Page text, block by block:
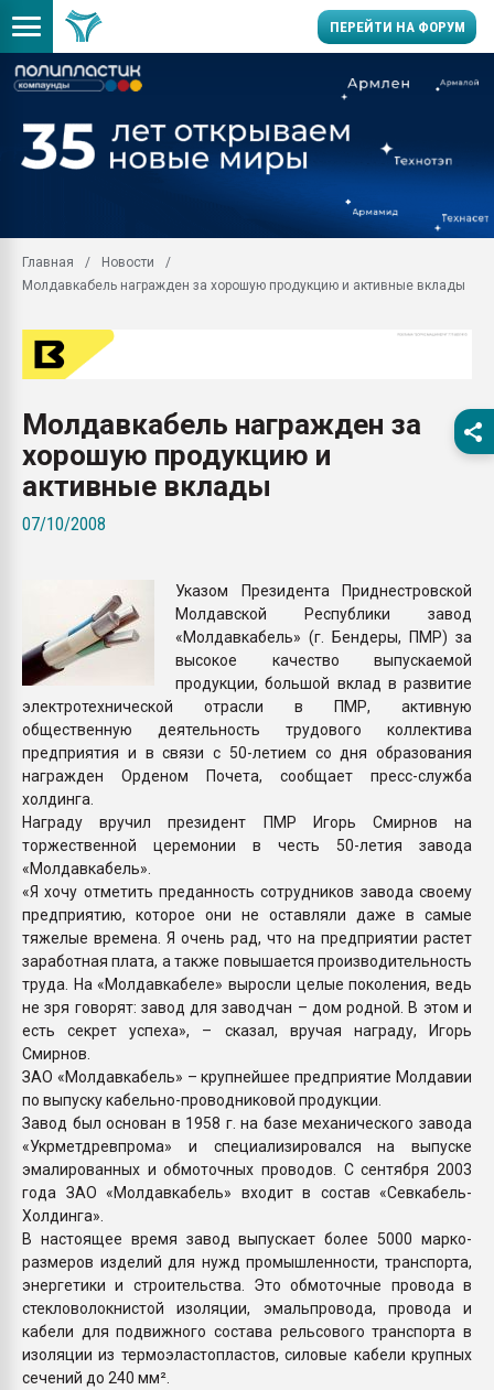
ПЕРЕЙТИ НА ФОРУМ
Вакуум-формовочные
28.07.2026
Материал
вакуумного
Главная
Новости
Молдавкабель награжден за хорошую продукцию и активные вклады
Молдавкабель награжден за
хорошую продукцию и
активные вклады
07/10/2008
Указом Президента Приднестровской
Молдавской Республики завод
«Молдавкабель» (г. Бендеры, ПМР) за
высокое качество выпускаемой
продукции, большой вклад в развитие
электротехнической отрасли в ПМР, активную
общественную деятельность трудового коллектива
предприятия и в связи с 50-летием со дня образования
награжден Орденом Почета, сообщает пресс-служба
холдинга.
Награду вручил президент ПМР Игорь Смирнов на
торжественной церемонии в честь 50-летия завода
«Молдавкабель».
«Я хочу отметить преданность сотрудников завода своему
предприятию, которое они не оставляли даже в самые
тяжелые времена. Я очень рад, что на предприятии растет
заработная плата, а также повышается производительность
труда. На «Молдавкабеле» выросли целые поколения, ведь
не зря говорят: завод для заводчан – дом родной. В этом и
есть секрет успеха», – сказал, вручая награду, Игорь
Смирнов.
ЗАО «Молдавкабель» – крупнейшее предприятие Молдавии
по выпуску кабельно-проводниковой продукции.
Завод был основан в 1958 г. на базе механического завода
«Укрметдревпрома» и специализировался на выпуске
эмалированных и обмоточных проводов. С сентября 2003
года ЗАО «Молдавкабель» входит в состав «Севкабель-
Холдинга».
В настоящее время завод выпускает более 5000 марко-
размеров изделий для нужд промышленности, транспорта,
энергетики и строительства. Это обмоточные провода в
стекловолокнистой изоляции, эмальпровода, провода и
кабели для подвижного состава рельсового транспорта в
изоляции из термоэластопластов, силовые кабели крупных
сечений до 240 мм².